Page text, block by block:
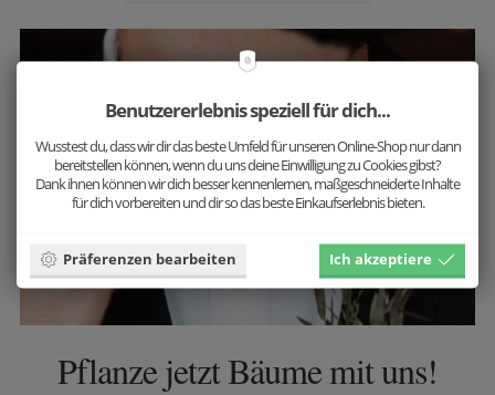
Pflanze jetzt Bäume mit uns!
Benutzererlebnis speziell für dich...
Wusstest du, dass wir dir das beste Umfeld für unseren Online-Shop nur dann
bereitstellen können, wenn du uns deine Einwilligung zu Cookies gibst?
Dank ihnen können wir dich besser kennenlernen, maßgeschneiderte Inhalte
für dich vorbereiten und dir so das beste Einkaufserlebnis bieten.
Präferenzen bearbeiten Ich akzeptiere